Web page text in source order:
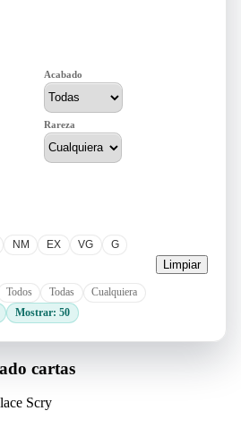
Acabado
Rareza
NM EX VG G
Limpiar
Todos Todas
Cualquiera
Mostrar: 50
cartas
Scry